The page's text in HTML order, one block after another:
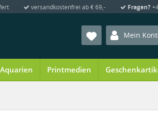
versandkostenfrei ab € 69,- Fragen?
Mein
Aquarien Printmedien